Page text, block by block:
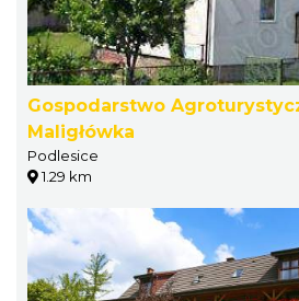
Gospodarstwo
Maligłówka
Podlesice
1.29 km